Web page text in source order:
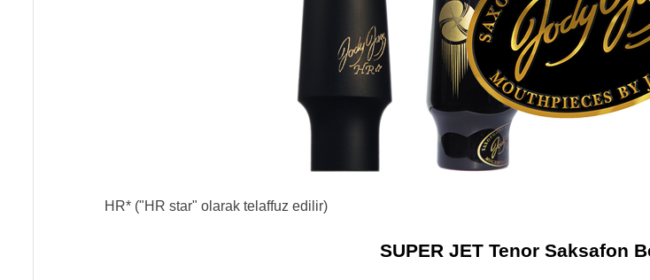
HR* ("HR star" olarak telaffuz edilir)
SUPER JET Tenor Saksafon